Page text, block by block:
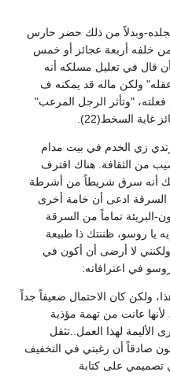
وبدلاً من ذلك حضر حارس
خلفه أربعة عجائز أو خمس
قال في تعليل مسلكه أنه
ولكن ماله قد يمكنه ف
"وتأثر الرجل المرعب"
غاية السخط(22).
زي الخدم في بيت مدام
من الثقافة. هناك اقترف
أنه سرق شريطاً من أشرطة
السرقة ادعى أن خامة أخرى
البريئة تماماً من السرقة
يا روسو، ظننتك ذا طبيعة
لا أرضى أن أكون في
ولكن كان الاحتمال ضعيفاً جداً
عانت من تهمة مؤذية
الأليمة لهذا العمل..تثقل
صادقاً أن رغبتي في التخفيف
تصميمي على كتابة